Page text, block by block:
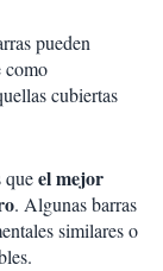
pueden
como
cubiertas
queel mejor
. Algunas barras
similares o